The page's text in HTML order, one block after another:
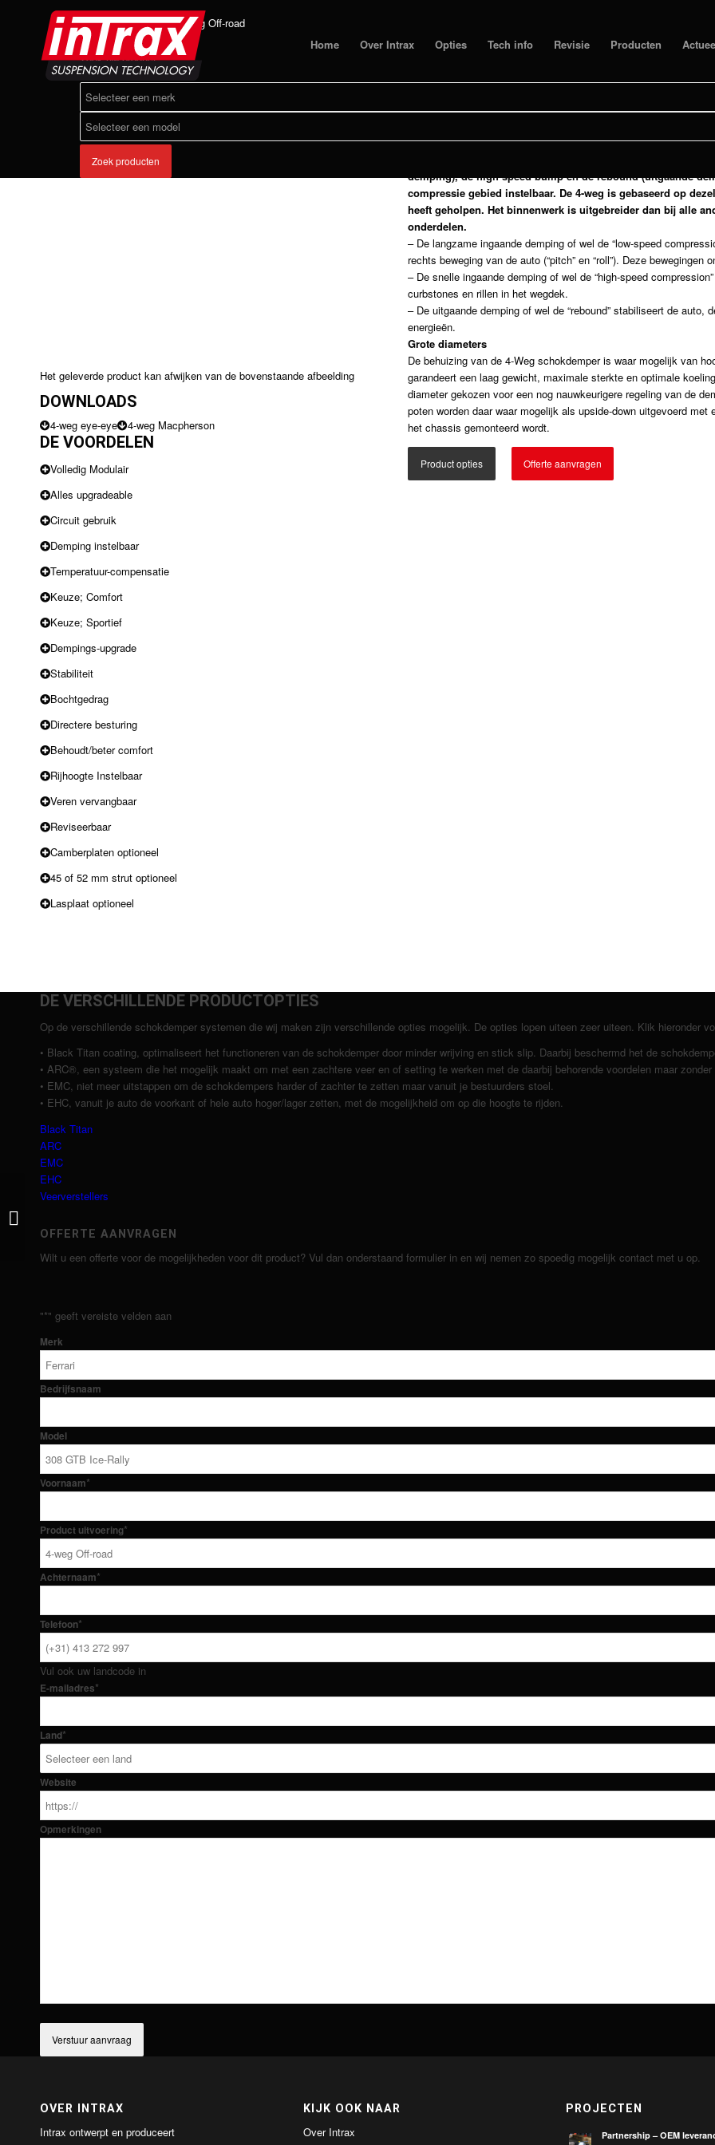
Home Over Intrax Opties Tech info Revisie Producten
Home Producten 4-weg Off-road
Zoek uw product:
Zoek producten
Het geleverde product kan afwijken van de bovenstaande afbeelding
DOWNLOADS
4-weg eye-eye 4-weg Macpherson
DE VOORDELEN
Volledig Modulair
Alles upgradeable
Circuit gebruik
Demping instelbaar
Temperatuur-compensatie
Keuze; Comfort
Keuze; Sportief
Dempings-upgrade
Stabiliteit
Bochtgedrag
Directere besturing
Behoudt/beter comfort
Rijhoogte Instelbaar
Veren vervangbaar
Reviseerbaar
Camberplaten optioneel
45 of 52 mm strut optioneel
Lasplaat optioneel
demping), de high-speed bump en de rebound (uitgaande
compressie gebied instelbaar. De 4-weg is gebaseerd op
heeft geholpen. Het binnenwerk is uitgebreider dan bij alle
onderdelen.
– De langzame ingaande demping of wel de “low-speed
rechts beweging van de auto (“pitch” en “roll”). Deze
– De snelle ingaande demping of wel de “high-speed
curbstones en rillen in het wegdek.
– De uitgaande demping of wel de “rebound” stabiliseert de
energieën.
Grote diameters
De behuizing van de 4-Weg schokdemper is waar mogelijk van
garandeert een laag gewicht, maximale sterkte en optimale
diameter gekozen voor een nog nauwkeurigere regeling van de
poten worden daar waar mogelijk als upside-down uitgevoerd
het chassis gemonteerd wordt.
Product opties Offerte aanvragen
DE VERSCHILLENDE PRODUCTOPTIES
Op de verschillende schokdemper systemen die wij maken zijn verschillende opties mogelijk. De opties lopen uiteen zeer uiteen. Klik hieronder
• Black Titan coating, optimaliseert het functioneren van de schokdemper door minder wrijving en stick slip. Daarbij beschermd het de
• ARC®, een systeem die het mogelijk maakt om met een zachtere veer en of setting te werken met de daarbij behorende voordelen maar zonder
• EMC, niet meer uitstappen om de schokdempers harder of zachter te zetten maar vanuit je bestuurders stoel.
• EHC, vanuit je auto de voorkant of hele auto hoger/lager zetten, met de mogelijkheid om op die hoogte te rijden.
Black Titan
ARC
EMC
EHC
Veerverstellers
OFFERTE AANVRAGEN
Wilt u een offerte voor de mogelijkheden voor dit product? Vul dan onderstaand formulier in en wij nemen zo spoedig mogelijk contact met u op.
"*" geeft vereiste velden aan
Merk
Bedrijfsnaam
Model
Voornaam*
Product uitvoering*
Achternaam*
Telefoon*
Vul ook uw landcode in
E-mailadres*
Land*
Website
Opmerkingen
OVER INTRAX
Intrax ontwerpt en produceert
KIJK OOK NAAR
Over Intrax
PROJECTEN
Partnership – OEM